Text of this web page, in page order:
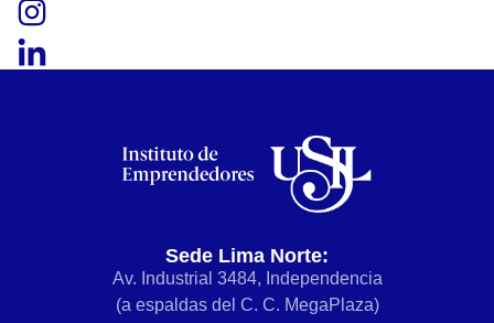
Sede Lima Norte:
Av. Industrial 3484, Independencia
(a espaldas del C. C. MegaPlaza)